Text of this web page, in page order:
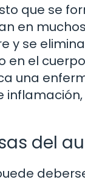
que se
en
y se
en el
una
del